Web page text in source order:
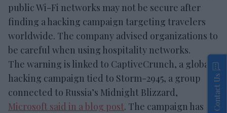
public Wi-Fi networks may not be secure after
finding a hacking campaign targeting travelers
worldwide. The company advised organizations to
be careful when using hospitality networks.
The warning is linked to CaptiveCrunch, a global
hacking campaign tied to Storm-2945, a group
connected to Russia’s Midnight Blizzard,
Microsoft said in a blog post. The campaign has
Contact Us